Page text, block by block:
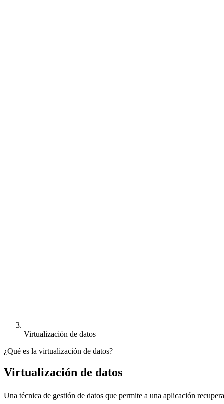
Virtualización de datos
¿Qué es la virtualización de datos?
Virtualización de datos
Una técnica de gestión de datos que permite a una aplicación